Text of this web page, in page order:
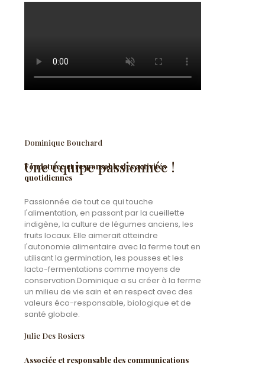
Une équipe passionnée !
Dominique Bouchard
Fondatrice et responsable des activités
quotidiennes
Passionnée de tout ce qui touche
l'alimentation, en passant par la cueillette
indigène, la culture de légumes anciens, les
fruits locaux. Elle aimerait atteindre
l'autonomie alimentaire avec la ferme tout en
utilisant la germination, les pousses et les
lacto-fermentations comme moyens de
conservation. ​Dominique a su créer à la ferme
un milieu de vie sain et en respect avec des
valeurs éco-responsable, biologique et de
santé globale.
Julie Des Rosiers
Associée et responsable des communications